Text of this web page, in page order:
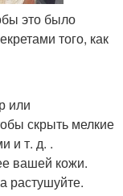
это было
того, как
или
скрыть мелкие
и т. д. .
вашей кожи.
растушуйте.